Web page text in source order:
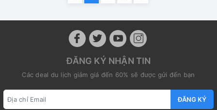
ĐĂNG KÝ NHẬN TIN
Các deal du lịch giảm giá đến 60% sẽ được gửi đến bạn
ĐĂNG KÝ